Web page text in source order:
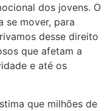
dos jovens. O
se mover, para
desse direito
que afetam a
e até os
que milhões de